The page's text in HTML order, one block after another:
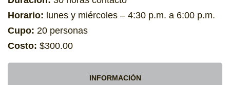
Horario: lunes y miércoles – 4:30 p.m. a 6:00 p.m.
Cupo: 20 personas
Costo: $300.00
INFORMACIÓN